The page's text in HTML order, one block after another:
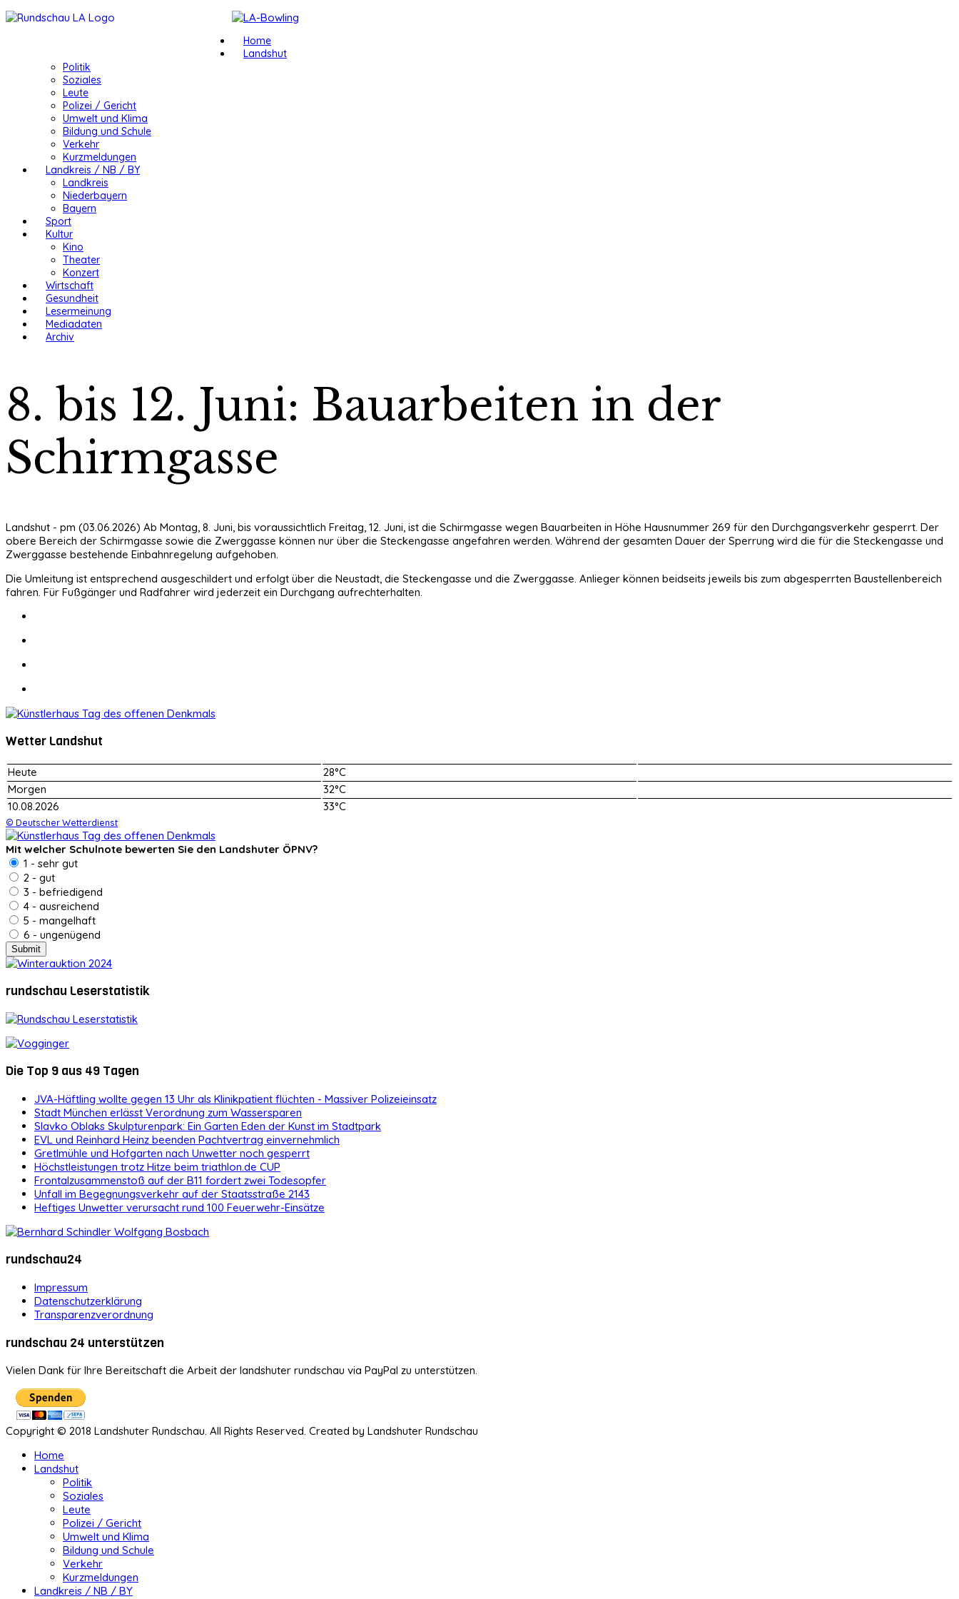
Home
Landshut
Politik
Soziales
Leute
Polizei / Gericht
Umwelt und Klima
Bildung und Schule
Verkehr
Kurzmeldungen
Landkreis / NB / BY
Landkreis
Niederbayern
Bayern
Sport
Kultur
Kino
Theater
Konzert
Wirtschaft
Gesundheit
Lesermeinung
Mediadaten
Archiv
8. bis 12. Juni: Bauarbeiten in der
Schirmgasse
Landshut - pm (03.06.2026) Ab Montag, 8. Juni, bis voraussichtlich Freitag, 12. Juni, ist die Schirmgasse wegen Bauarbeiten in Höhe Hausnummer 269 für den Durchgangsverkehr gesperrt. Der
obere Bereich der Schirmgasse sowie die Zwerggasse können nur über die Steckengasse angefahren werden. Während der gesamten Dauer der Sperrung wird die für die Steckengasse und
Zwerggasse bestehende Einbahnregelung aufgehoben.
Die Umleitung ist entsprechend ausgeschildert und erfolgt über die Neustadt, die Steckengasse und die Zwerggasse. Anlieger können beidseits jeweils bis zum abgesperrten Baustellenbereich
fahren. Für Fußgänger und Radfahrer wird jederzeit ein Durchgang aufrechterhalten.
Wetter Landshut
Heute
28°C
Morgen
32°C
10.08.2026
33°C
© Deutscher Wetterdienst
Mit welcher Schulnote bewerten Sie den Landshuter ÖPNV?
1 - sehr gut
2 - gut
3 - befriedigend
4 - ausreichend
5 - mangelhaft
6 - ungenügend
rundschau Leserstatistik
Die Top 9 aus 49 Tagen
JVA-Häftling wollte gegen 13 Uhr als Klinikpatient flüchten - Massiver Polizeieinsatz
Stadt München erlässt Verordnung zum Wassersparen
Slavko Oblaks Skulpturenpark: Ein Garten Eden der Kunst im Stadtpark
EVL und Reinhard Heinz beenden Pachtvertrag einvernehmlich
Gretlmühle und Hofgarten nach Unwetter noch gesperrt
Höchstleistungen trotz Hitze beim triathlon.de CUP
Frontalzusammenstoß auf der B11 fordert zwei Todesopfer
Unfall im Begegnungsverkehr auf der Staatsstraße 2143
Heftiges Unwetter verursacht rund 100 Feuerwehr-Einsätze
rundschau24
Impressum
Datenschutzerklärung
Transparenzverordnung
rundschau 24 unterstützen
Vielen Dank für Ihre Bereitschaft die Arbeit der landshuter rundschau via PayPal zu unterstützen.
Copyright © 2018 Landshuter Rundschau. All Rights Reserved. Created by Landshuter Rundschau
Home
Landshut
Politik
Soziales
Leute
Polizei / Gericht
Umwelt und Klima
Bildung und Schule
Verkehr
Kurzmeldungen
Landkreis / NB / BY